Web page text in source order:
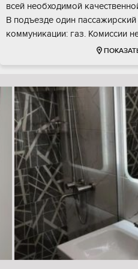
всей необходимой
В подъезде один
коммуникации: газ. Комиссии